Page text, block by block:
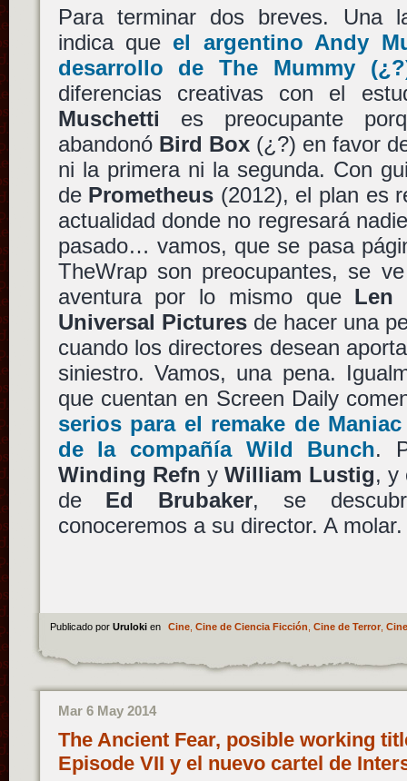
Para terminar dos breves. Una
indica que el argentino Andy
desarrollo deThe Mummy
diferencias creativas con el
Muschetti es preocupante
abandonó Bird Box(¿?) en favor
ni la primera ni la segunda. Con
de Prometheus (2012), el plan es
actualidad donde no regresará
pasado… vamos, que se pasa
TheWrap son preocupantes, se
aventura por lo mismo que Len
Universal Picturesde hacer una
cuando los directores desean
siniestro. Vamos, una pena.
que cuentan en Screen Daily
serios para el remake de
de la compañía Wild Bunch.
Winding Refn yWilliam Lustig, y
de Ed Brubaker, se
conoceremos a su director. A molar.
Publicado por Uruloki en Cine, Cine de Ciencia Ficción Cine de Terror,
Mar 6 May 2014
The Ancient Fear, posible working
Episode VII y el nuevo cartel de